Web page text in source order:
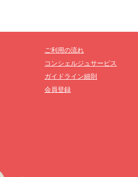
ご利用の流れ
コンシェルジュサービス
ガイドライン細則
会員登録